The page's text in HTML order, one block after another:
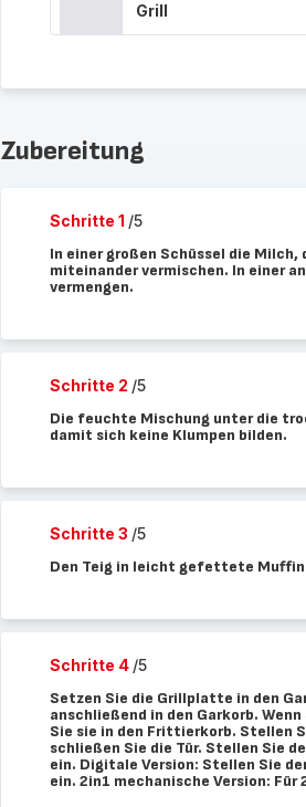
Grill
Zubereitung
Schritte 1 /5
In einer großen Schüssel die
miteinander vermischen. In einer
vermengen.
Schritte 2 /5
Die feuchte Mischung unter die
damit sich keine Klumpen bilden.
Schritte 3 /5
Den Teig in leicht gefettete
Schritte 4 /5
Setzen Sie die Grillplatte in den
anschließend in den Garkorb.
Sie sie in den Frittierkorb. Stellen
schließen Sie die Tür. Stellen Sie
ein. Digitale Version: Stellen Sie
ein. 2in1 mechanische Version: